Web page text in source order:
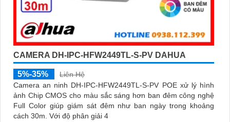
CAMERA DH-IPC-HFW2449TL-S-PV DAHUA
5%-35%
Liên Hệ
Camera an ninh DH-IPC-HFW2449TL-S-PV POE xử lý hình
ảnh Chip CMOS cho màu sắc sáng hơn ban đêm công nghệ
Full Color giúp giám sát đêm như ban ngày trong khoảng
cách 30m. Với độ phân giải 4